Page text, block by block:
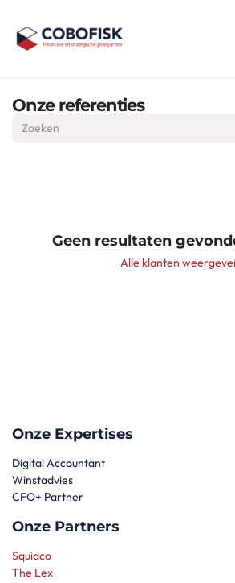
Onze referenties
Geen resultaten
Alle klanten
Onze Expertises
Digital Accountant
Winstadvies
CFO+ Partner
Onze Partners
Squidco
The Lex